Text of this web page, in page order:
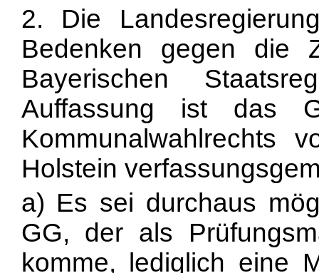
2. Die
Bedenken gegen die
Bayerischen
Auffassung ist das
Kommunalwahlrechts
Holstein
a) Es sei durchaus
GG, der als
komme, lediglich eine